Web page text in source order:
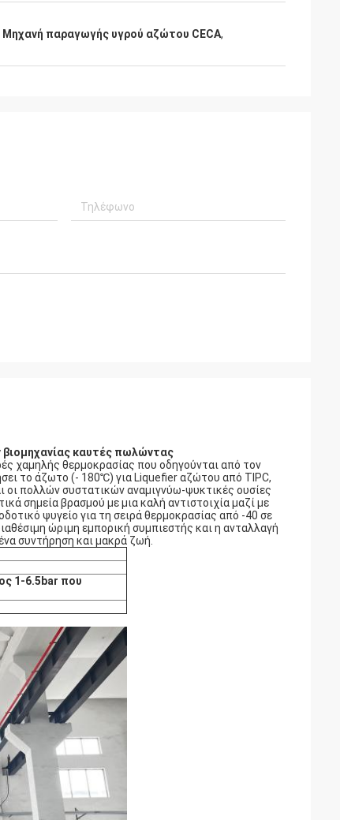
Μηχανή παραγωγής υγρού αζώτου CECA,
καυτές πωλώντας
χαμηλής θερμοκρασίας που οδηγούνται από τον
το άζωτο (- 180℃) για Liquefier αζώτου από TIPC,
πολλών συστατικών αναμιγνύω-ψυκτικές ουσίες
σημεία βρασμού με μια καλή αντιστοιχία μαζί με
ψυγείο για τη σειρά θερμοκρασίας από -40 σε
ώριμη εμπορική συμπιεστής και η ανταλλαγή
συντήρηση και μακρά ζωή.
1-6.5bar που